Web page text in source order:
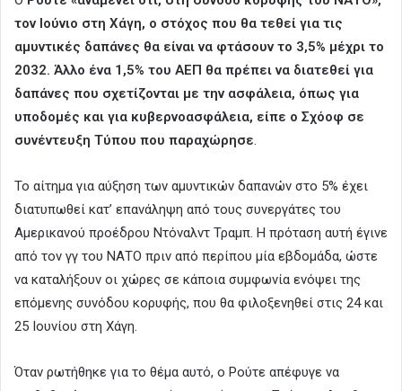
τον Ιούνιο στη Χάγη, ο στόχος που θα τεθεί για τις
αμυντικές δαπάνες θα είναι να φτάσουν το 3,5% μέχρι το
2032. Άλλο ένα 1,5% του ΑΕΠ θα πρέπει να διατεθεί για
δαπάνες που σχετίζονται με την ασφάλεια, όπως για
υποδομές και για κυβερνοασφάλεια, είπε ο Σχόοφ σε
συνέντευξη Τύπου που παραχώρησε.
Το αίτημα για αύξηση των αμυντικών δαπανών στο 5% έχει
διατυπωθεί κατ’ επανάληψη από τους συνεργάτες του
Αμερικανού προέδρου Ντόναλντ Τραμπ. Η πρόταση αυτή έγινε
από τον γγ του ΝΑΤΟ πριν από περίπου μία εβδομάδα, ώστε
να καταλήξουν οι χώρες σε κάποια συμφωνία ενόψει της
επόμενης συνόδου κορυφής, που θα φιλοξενηθεί στις 24 και
25 Ιουνίου στη Χάγη.
Όταν ρωτήθηκε για το θέμα αυτό, ο Ρούτε απέφυγε να